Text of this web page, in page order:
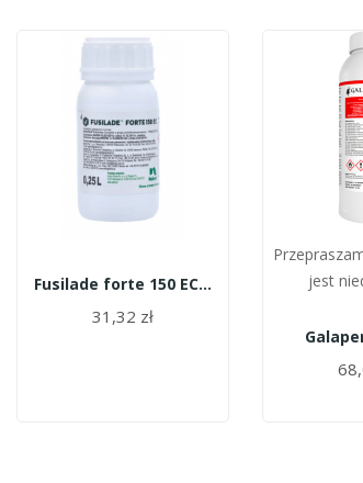
Fusilade forte 150 EC 250ml
31,32 zł
jest